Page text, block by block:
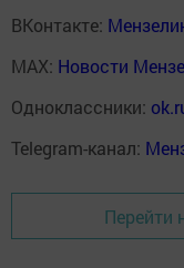
ВКонтакте:
MAX: Новости
Одноклассники:
Telegram-канал:
Перейти